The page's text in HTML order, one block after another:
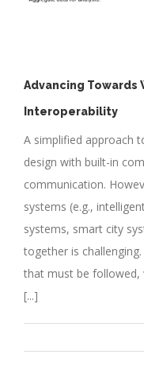
Advancing Towards
Interoperability
A simplified approach
design with built-in
communication.
systems (e.g.,
systems, smart city
together is
that must be followed,
[...]